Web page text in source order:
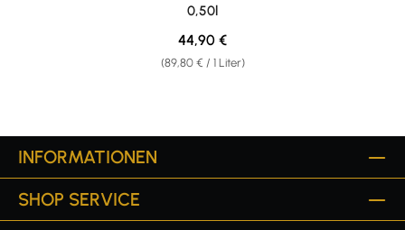
0,50l
(89,80 € / 1 Liter)
Regulärer Preis:
44,90 €
INFORMATIONEN
SHOP SERVICE